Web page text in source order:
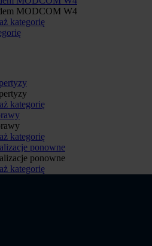
MODCOM W4
kategorię
kategorię
kategorię
ponowne
ponowne
kategorię